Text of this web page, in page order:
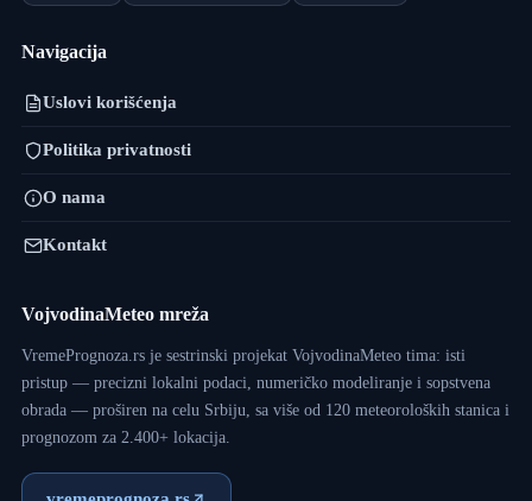
Navigacija
Uslovi korišćenja
Politika privatnosti
O nama
Kontakt
VojvodinaMeteo mreža
VremePrognoza.rs je sestrinski projekat VojvodinaMeteo tima: isti
pristup — precizni lokalni podaci, numeričko modeliranje i sopstvena
obrada — proširen na celu Srbiju, sa više od 120 meteoroloških stanica i
prognozom za 2.400+ lokacija.